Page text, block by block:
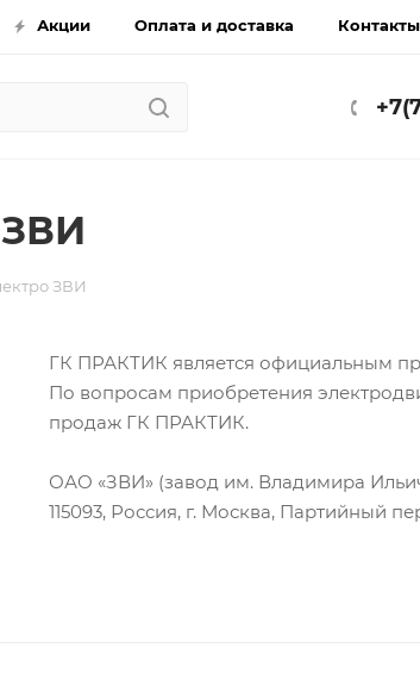
Акции Оплата и доставка Контакты
ЗВИ
ГК ПРАКТИК является официальным
По вопросам приобретения
продаж ГК ПРАКТИК.
ОАО «ЗВИ» (завод им. Владимира
115093, Россия, г. Москва, Партийный